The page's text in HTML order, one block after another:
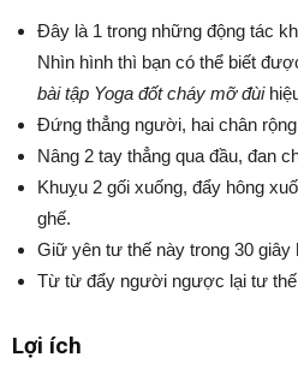
Đây là 1 trong những động tác
Nhìn hình thì bạn có thể biết
bài tập Yoga đốt cháy mỡ đùi
Đứng thẳng người, hai chân
Nâng 2 tay thẳng qua đầu, đan
Khuỵu 2 gối xuống, đẩy hông
ghế.
Giữ yên tư thế này trong 30 giây
Từ từ đẩy người ngược lại tư thế
Lợi ích